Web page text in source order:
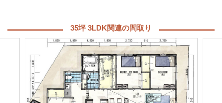
35坪 3LDK関連の間取り